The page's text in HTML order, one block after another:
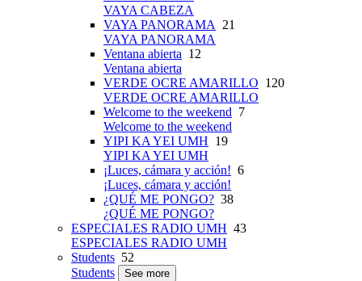
VAYA CABEZA
VAYA PANORAMA 21
VAYA PANORAMA
Ventana abierta 12
Ventana abierta
VERDE OCRE AMARILLO 120
VERDE OCRE AMARILLO
Welcome to the weekend 7
Welcome to the weekend
YIPI KA YEI UMH 19
YIPI KA YEI UMH
¡Luces, cámara y acción! 6
¡Luces, cámara y acción!
¿QUÉ ME PONGO? 38
¿QUÉ ME PONGO?
ESPECIALES RADIO UMH 43
ESPECIALES RADIO UMH
Students 52
Students
See more